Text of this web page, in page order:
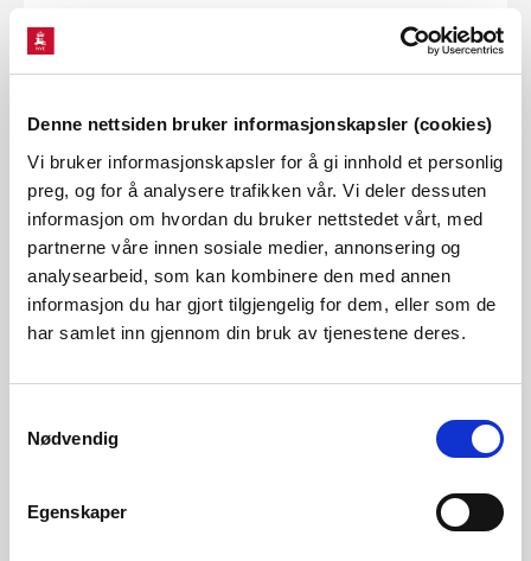
Denne nettsiden bruker informasjonskapsler (cookies)
Vi bruker informasjonskapsler for å gi innhold et personlig
preg, og for å analysere trafikken vår. Vi deler dessuten
informasjon om hvordan du bruker nettstedet vårt, med
partnerne våre innen sosiale medier, annonsering og
analysearbeid, som kan kombinere den med annen
informasjon du har gjort tilgjengelig for dem, eller som de
har samlet inn gjennom din bruk av tjenestene deres.
Nødvendig
Egenskaper
Søkt effekt
7,50 MW